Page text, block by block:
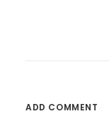
ADD COMMENT